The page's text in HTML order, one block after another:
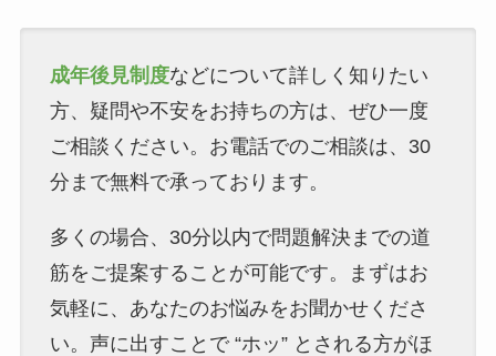
成年後見制度などについて詳しく知りたい
方、疑問や不安をお持ちの方は、ぜひ一度
ご相談ください。お電話でのご相談は、30
分まで無料で承っております。
多くの場合、30分以内で問題解決までの道
筋をご提案することが可能です。まずはお
気軽に、あなたのお悩みをお聞かせくださ
い。声に出すことで “ホッ” とされる方がほ